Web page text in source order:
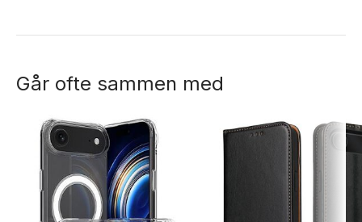
Går ofte sammen med